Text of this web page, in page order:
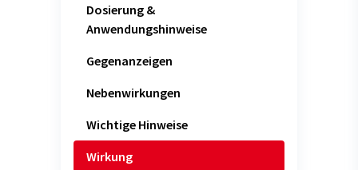
Dosierung &
Anwendungshinweise
Gegenanzeigen
Nebenwirkungen
Wichtige Hinweise
Wirkung